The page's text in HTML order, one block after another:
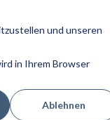
und unseren
in Ihrem Browser
Ablehnen
Dekker